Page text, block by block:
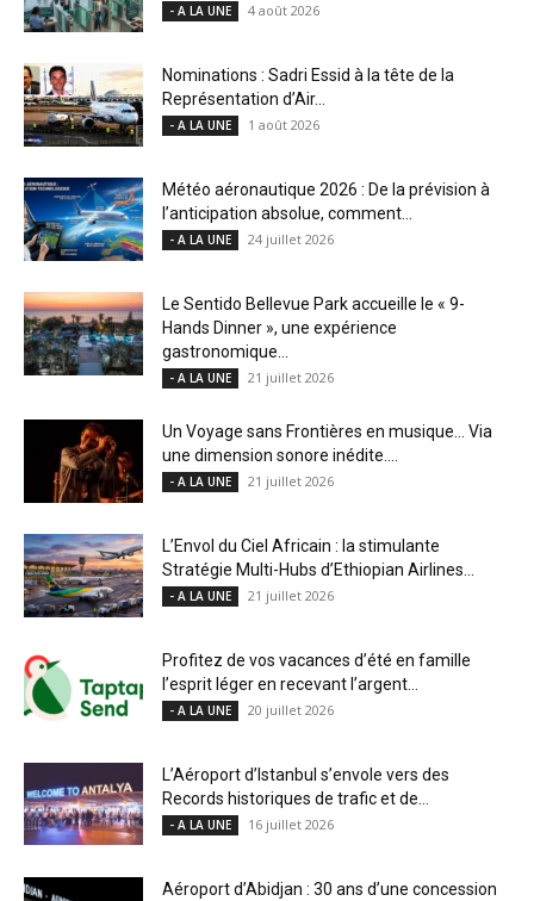
- A LA UNE 4 août 2026
Nominations : Sadri Essid à la tête de la
Représentation d’Air...
- A LA UNE 1 août 2026
Météo aéronautique 2026 : De la prévision à
l’anticipation absolue, comment...
- A LA UNE 24 juillet 2026
Le Sentido Bellevue Park accueille le « 9-
Hands Dinner », une expérience
gastronomique...
- A LA UNE 21 juillet 2026
Un Voyage sans Frontières en musique… Via
une dimension sonore inédite....
- A LA UNE 21 juillet 2026
L’Envol du Ciel Africain : la stimulante
Stratégie Multi-Hubs d’Ethiopian Airlines...
- A LA UNE 21 juillet 2026
Profitez de vos vacances d’été en famille
l’esprit léger en recevant l’argent...
- A LA UNE 20 juillet 2026
L’Aéroport d’Istanbul s’envole vers des
Records historiques de trafic et de...
- A LA UNE 16 juillet 2026
Aéroport d’Abidjan : 30 ans d’une concession